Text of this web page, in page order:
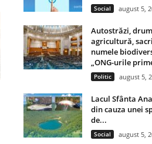
Social august 5,
Autostrăzi,
agricultură,
numele
„ONG-urile
Politic august 5,
Lacul Sfânta
din cauza unei
de...
Social august 5,